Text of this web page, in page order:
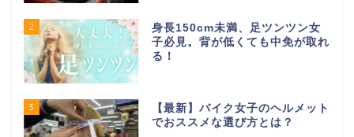
2
身長150cm未満、足ツンツン女
子必見。背が低くても中免が取れ
る！
3
【最新】バイク女子のヘルメット
でおススメな選び方とは？